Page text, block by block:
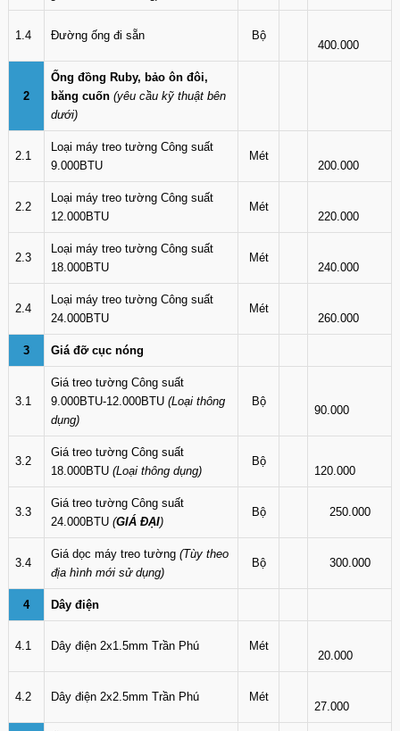
1.4 Đường ống đi sẵn Bộ
400.000
2
Ống đồng Ruby, bảo ôn đôi,
băng cuốn (yêu cầu kỹ thuật bên
dưới)
2.1
Loại máy treo tường Công suất
9.000BTU
Mét
200.000
2.2
Loại máy treo tường Công suất
12.000BTU
Mét
220.000
2.3
Loại máy treo tường Công suất
18.000BTU
Mét
240.000
2.4
Loại máy treo tường Công suất
24.000BTU
Mét
260.000
3 Giá đỡ cục nóng
3.1
Giá treo tường Công suất
9.000BTU-12.000BTU (Loại thông
dụng)
Bộ
90.000
3.2
Giá treo tường Công suất
18.000BTU (Loại thông dụng)
Bộ
120.000
3.3
Giá treo tường Công suất
24.000BTU (GIÁ ĐẠI)
Bộ 250.000
3.4
Giá dọc máy treo tường (Tùy theo
địa hình mới sử dụng)
Bộ 300.000
4 Dây điện
4.1 Dây điện 2x1.5mm Trần Phú Mét
20.000
4.2 Dây điện 2x2.5mm Trần Phú Mét
27.000